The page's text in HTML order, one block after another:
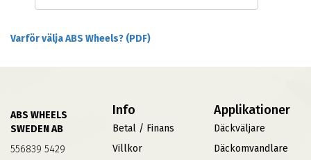
Varför välja ABS Wheels? (PDF)
ABS WHEELS
SWEDEN AB
556839 5429
Info
Betal / Finans
Villkor
Applikationer
Däckväljare
Däckomvandlare